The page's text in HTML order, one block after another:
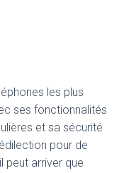
les plus
ses fonctionnalités
et sa sécurité
pour de
peut arriver que